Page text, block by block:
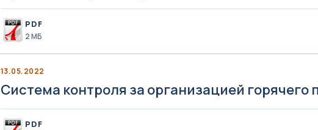
PDF
2 MБ
13.05.2022
Система контроля за организацией
PDF